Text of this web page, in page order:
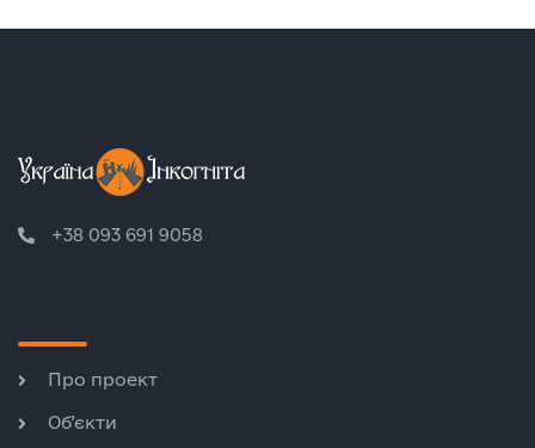
+38 093 691 9058
Про проект
Об’єкти